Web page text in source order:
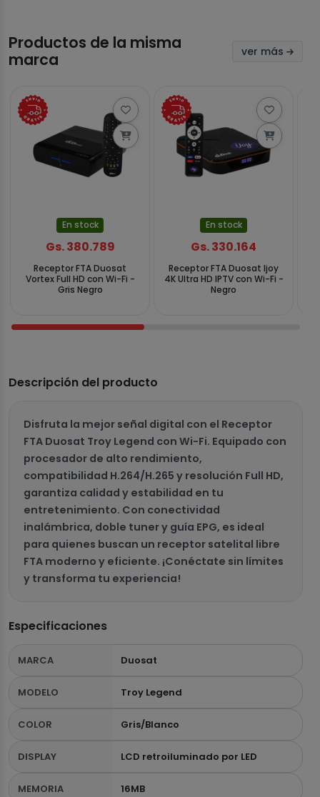
Productos de la misma
marca
ver más
En stock
Gs. 380.789
Receptor FTA Duosat
Vortex Full HD con Wi-Fi -
Gris Negro
En stock
Gs. 330.164
Receptor FTA Duosat Ijoy
4K Ultra HD IPTV con Wi-Fi -
Negro
Descripción del producto
Disfruta la mejor señal digital con el Receptor
FTA Duosat Troy Legend con Wi-Fi. Equipado con
procesador de alto rendimiento,
compatibilidad H.264/H.265 y resolución Full HD,
garantiza calidad y estabilidad en tu
entretenimiento. Con conectividad
inalámbrica, doble tuner y guía EPG, es ideal
para quienes buscan un receptor satelital libre
FTA moderno y eficiente. ¡Conéctate sin límites
y transforma tu experiencia!
Especificaciones
MARCA Duosat
MODELO Troy Legend
COLOR Gris/Blanco
DISPLAY LCD retroiluminado por LED
MEMORIA 16MB